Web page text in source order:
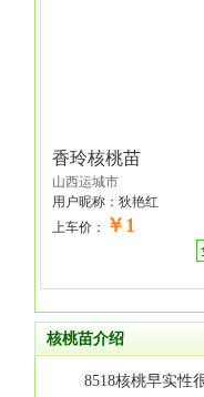
香玲核桃苗
山西运城市
用户昵称： 狄艳红
上车价：
￥1
核桃苗介绍
8518核桃早实性很